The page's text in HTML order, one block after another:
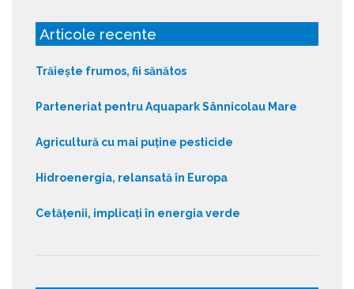
Articole recente
Trăiește frumos, fii sănătos
Parteneriat pentru Aquapark Sânnicolau Mare
Agricultură cu mai puține pesticide
Hidroenergia, relansată în Europa
Cetățenii, implicați în energia verde